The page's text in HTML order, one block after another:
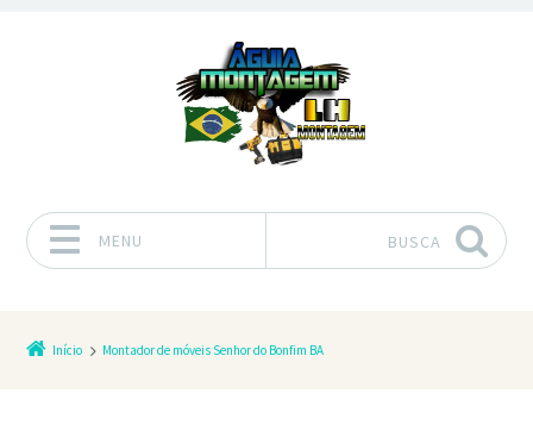
MENU BUSCA
Início Montador de móveis Senhor do Bonfim BA